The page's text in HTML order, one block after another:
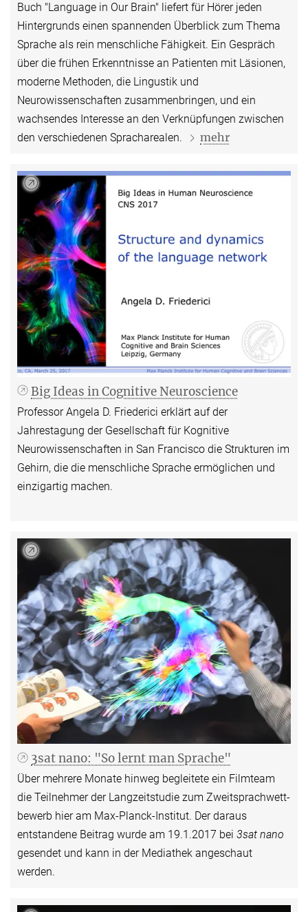
Buch "Language in Our Brain" liefert für Hörer jeden
Hintergrunds einen spannenden Überblick zum Thema
Sprache als rein menschliche Fähigkeit. Ein Gespräch
über die frühen Erkenntnisse an Patienten mit Läsionen,
moderne Methoden, die Lingustik und
Neurowissenschaften zusammenbringen, und ein
wachsendes Interesse an den Verknüpfungen zwischen
den verschiedenen Spracharealen.
mehr
Big Ideas in Cognitive Neuroscience
Professor Angela D. Friederici erklärt auf der
Jahrestagung der Gesellschaft für Kognitive
Neurowissenschaften in San Francisco die Strukturen im
Gehirn, die die menschliche Sprache ermöglichen und
einzigartig machen.
3sat nano: "So lernt man Sprache"
Über mehrere Monate hinweg begleitete ein Filmteam
die Teilnehmer der Lang­zeit­studie zum Zweit­sprach­­wett­
bewerb hier am Max-Planck-Institut. Der daraus
entstandene Beitrag wurde am 19.1.2017 bei 3sat nano
gesendet und kann in der Mediathek angeschaut
werden.